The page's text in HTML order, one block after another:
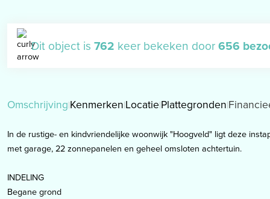
Dit object is 762 keer bekeken door656
OmschrijvingKenmerkenLocatiePlattegronden
In de rustige- en kindvriendelijke woonwijk "Hoogveld" ligt deze
met garage, 22 zonnepanelen en geheel omsloten achtertuin.
INDELING
Begane grond